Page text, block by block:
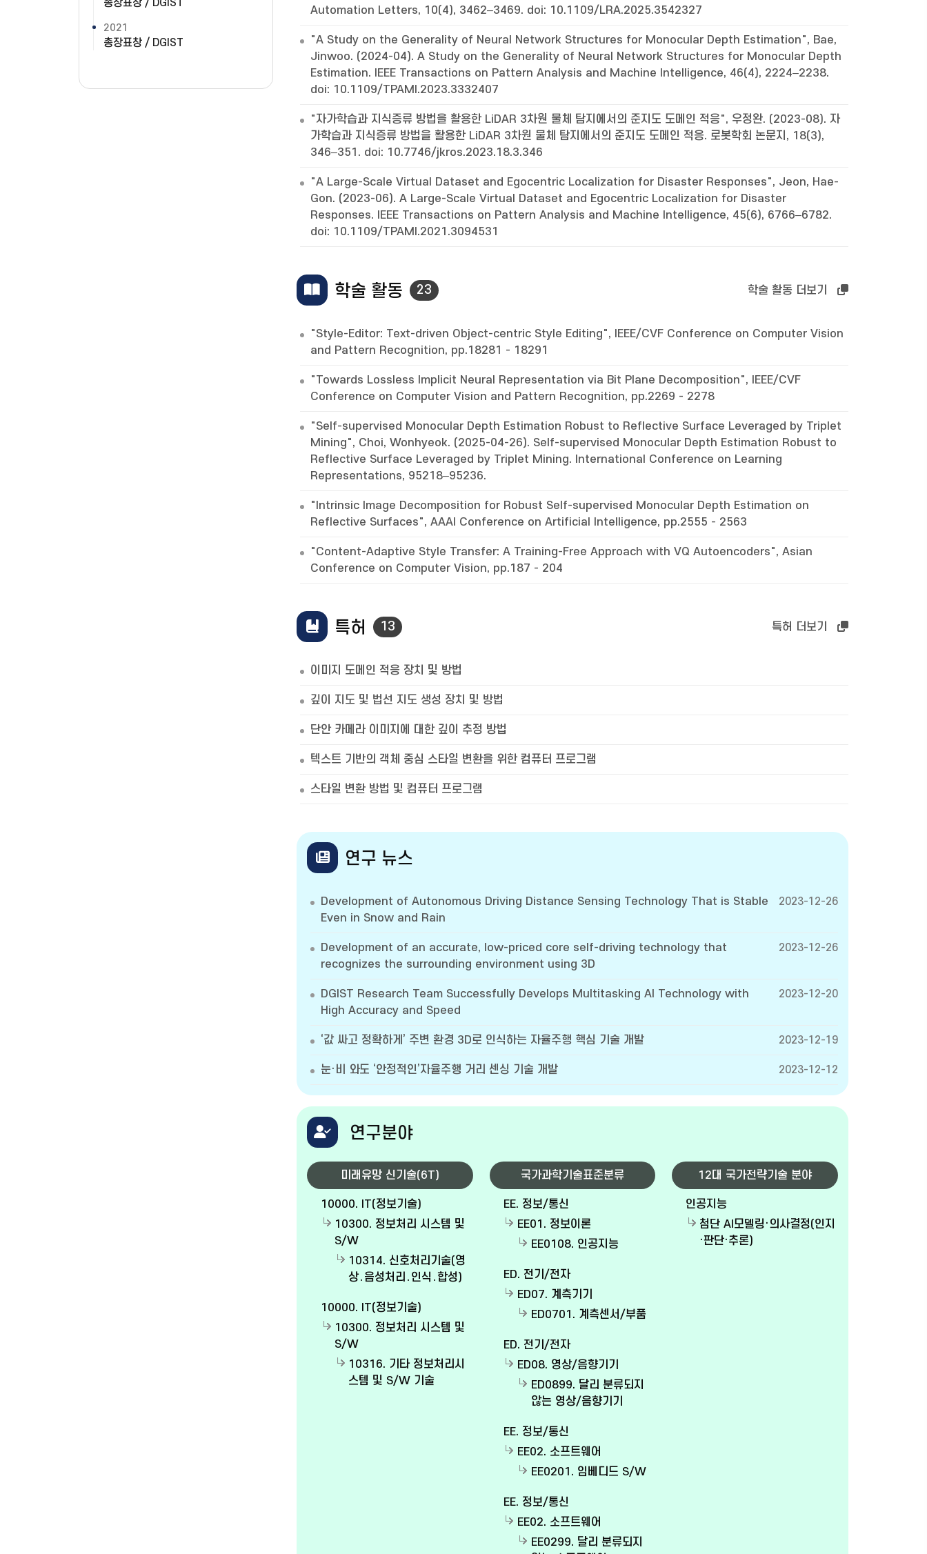
총장표창 / DGIST
2021
총장표창 / DGIST
Automation Letters, 10(4), 3462–3469. doi: 10.1109/LRA.2025.3542327
"A Study on the Generality of Neural Network Structures for Monocular Depth Estimation", Bae,
Jinwoo. (2024-04). A Study on the Generality of Neural Network Structures for Monocular Depth
Estimation. IEEE Transactions on Pattern Analysis and Machine Intelligence, 46(4), 2224–2238.
doi: 10.1109/TPAMI.2023.3332407
"자가학습과 지식증류 방법을 활용한 LiDAR 3차원 물체 탐지에서의 준지도 도메인 적응", 우정완. (2023-08). 자
가학습과 지식증류 방법을 활용한 LiDAR 3차원 물체 탐지에서의 준지도 도메인 적응. 로봇학회 논문지, 18(3),
346–351. doi: 10.7746/jkros.2023.18.3.346
"A Large-Scale Virtual Dataset and Egocentric Localization for Disaster Responses", Jeon, Hae-
Gon. (2023-06). A Large-Scale Virtual Dataset and Egocentric Localization for Disaster
Responses. IEEE Transactions on Pattern Analysis and Machine Intelligence, 45(6), 6766–6782.
doi: 10.1109/TPAMI.2021.3094531
학술 활동 23 학술 활동 더보기
"Style-Editor: Text-driven Object-centric Style Editing", IEEE/CVF Conference on Computer Vision
and Pattern Recognition, pp.18281 - 18291
"Towards Lossless Implicit Neural Representation via Bit Plane Decomposition", IEEE/CVF
Conference on Computer Vision and Pattern Recognition, pp.2269 - 2278
"Self-supervised Monocular Depth Estimation Robust to Reflective Surface Leveraged by Triplet
Mining", Choi, Wonhyeok. (2025-04-26). Self-supervised Monocular Depth Estimation Robust to
Reflective Surface Leveraged by Triplet Mining. International Conference on Learning
Representations, 95218–95236.
"Intrinsic Image Decomposition for Robust Self-supervised Monocular Depth Estimation on
Reflective Surfaces", AAAI Conference on Artificial Intelligence, pp.2555 - 2563
"Content-Adaptive Style Transfer: A Training-Free Approach with VQ Autoencoders", Asian
Conference on Computer Vision, pp.187 - 204
특허 13 특허 더보기
이미지 도메인 적응 장치 및 방법
깊이 지도 및 법선 지도 생성 장치 및 방법
단안 카메라 이미지에 대한 깊이 추정 방법
텍스트 기반의 객체 중심 스타일 변환을 위한 컴퓨터 프로그램
스타일 변환 방법 및 컴퓨터 프로그램
연구 뉴스
Development of Autonomous Driving Distance Sensing Technology That is Stable
Even in Snow and Rain
2023-12-26
Development of an accurate, low-priced core self-driving technology that
recognizes the surrounding environment using 3D
2023-12-26
DGIST Research Team Successfully Develops Multitasking AI Technology with
High Accuracy and Speed
2023-12-20
‘값 싸고 정확하게’ 주변 환경 3D로 인식하는 자율주행 핵심 기술 개발 2023-12-19
눈·비 와도 ‘안정적인’자율주행 거리 센싱 기술 개발 2023-12-12
연구분야
미래유망 신기술(6T)
10000. IT(정보기술)
10300. 정보처리 시스템 및
S/W
10314. 신호처리기술(영
상․음성처리․인식․합성)
10000. IT(정보기술)
10300. 정보처리 시스템 및
S/W
10316. 기타 정보처리시
스템 및 S/W 기술
국가과학기술표준분류
EE. 정보/통신
EE01. 정보이론
EE0108. 인공지능
ED. 전기/전자
ED07. 계측기기
ED0701. 계측센서/부품
ED. 전기/전자
ED08. 영상/음향기기
ED0899. 달리 분류되지
않는 영상/음향기기
EE. 정보/통신
EE02. 소프트웨어
EE0201. 임베디드 S/W
EE. 정보/통신
EE02. 소프트웨어
EE0299. 달리 분류되지
12대 국가전략기술 분야
인공지능
첨단 AI모델링·의사결정(인지
·판단·추론)